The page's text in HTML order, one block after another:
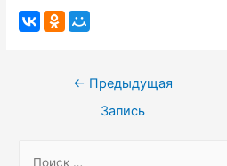
Навигация
← Предыдущая
Запись